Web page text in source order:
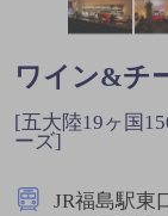
ワイン&チ
[五大陸19ヶ国
ーズ]
JR福島駅東